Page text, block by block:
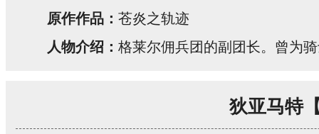
原作作品： 苍炎之轨迹
人物介绍： 格莱尔佣兵团的副团长。曾为
狄亚马特